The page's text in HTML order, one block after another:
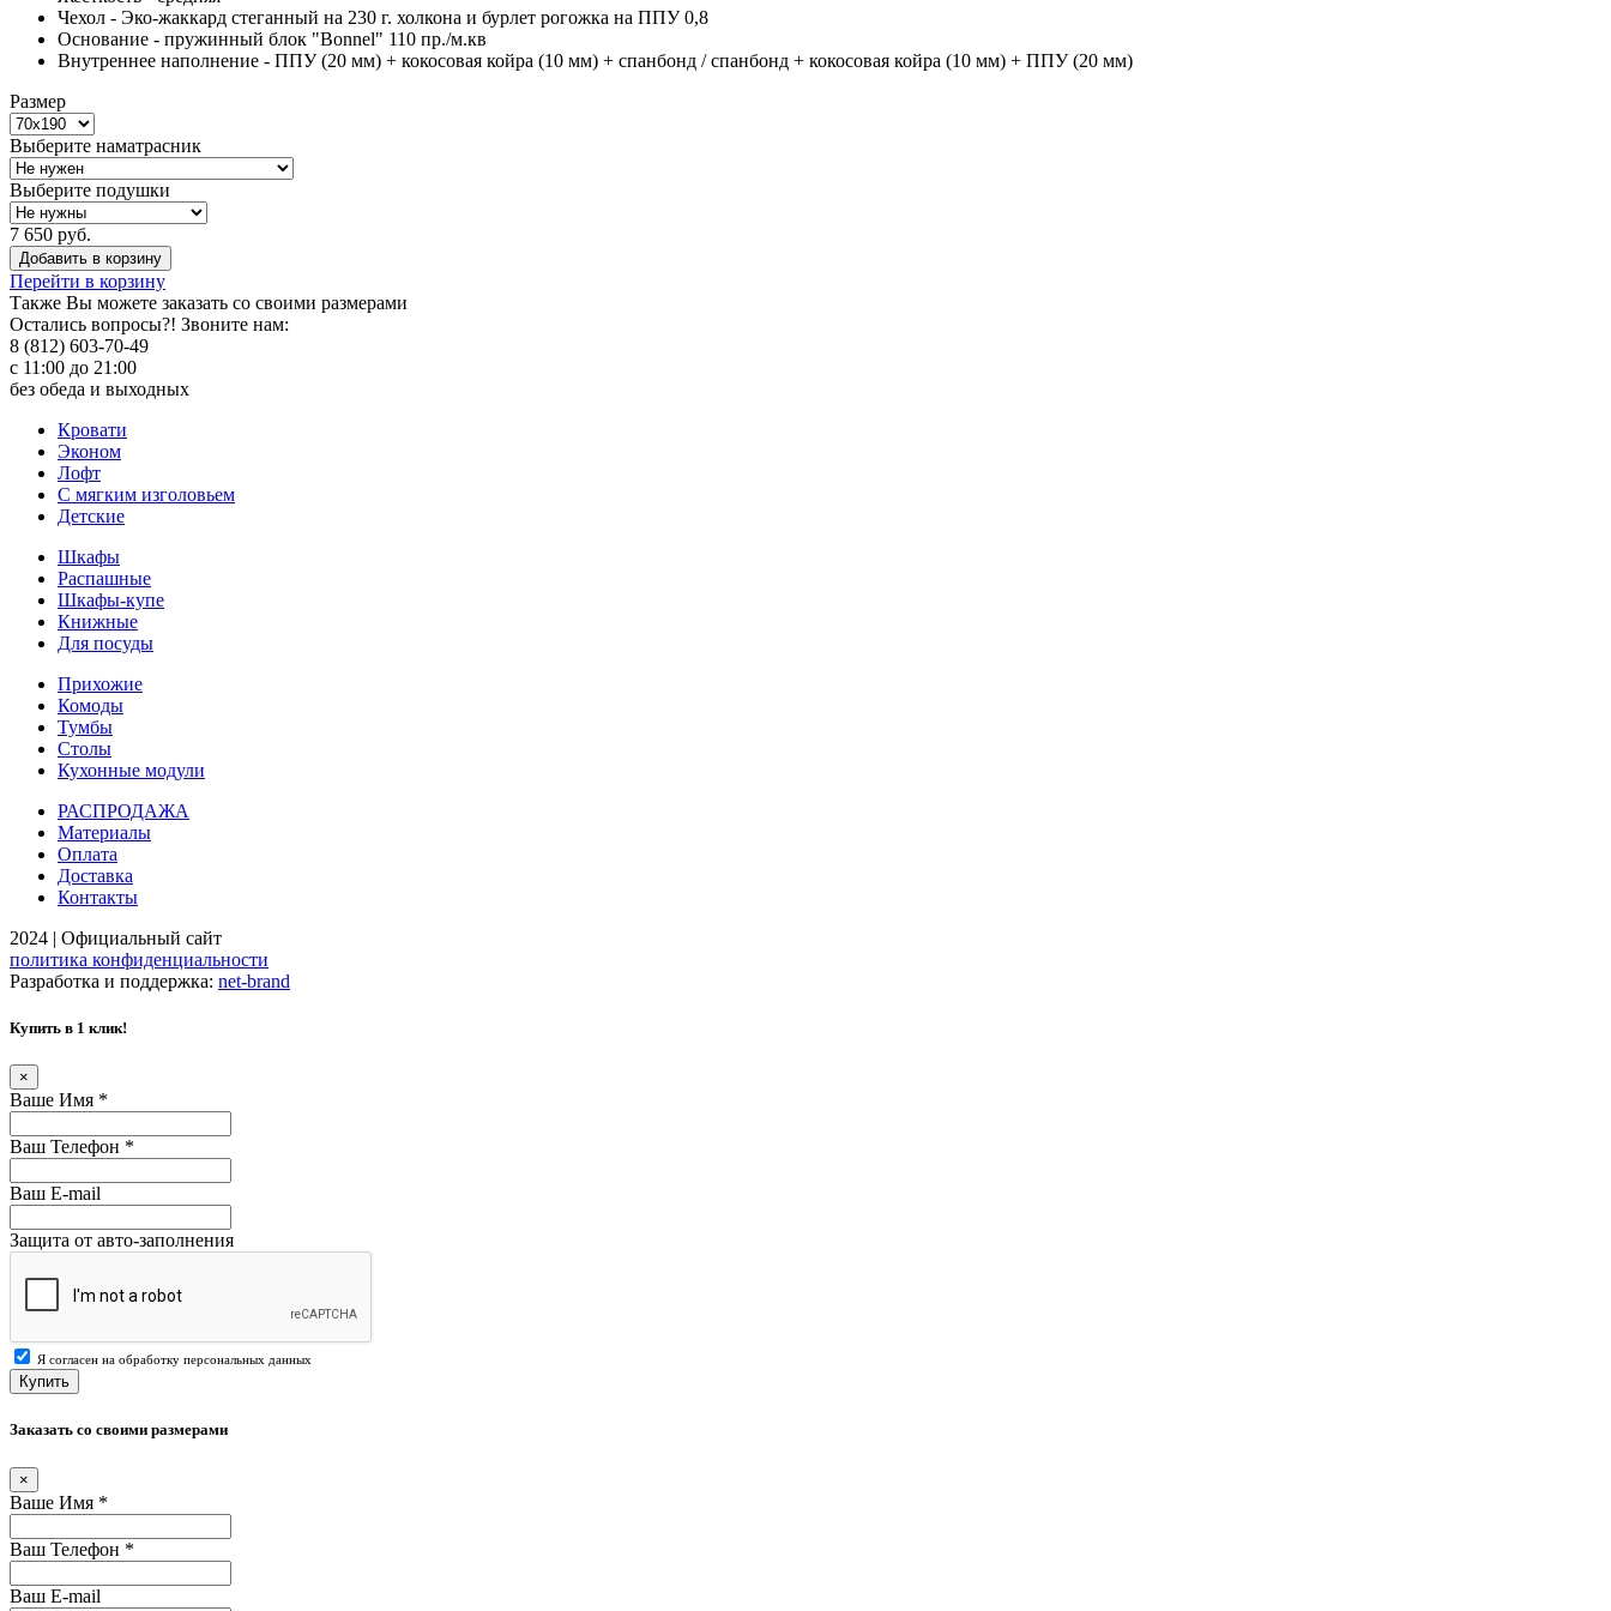
Чехол - Эко-жаккард стеганный на 230 г. холкона и бурлет рогожка на ППУ 0,8
Основание - пружинный блок "Bonnel" 110 пр./м.кв
Внутреннее наполнение - ППУ (20 мм) + кокосовая койра (10 мм) + спанбонд / спанбонд + кокосовая койра (10 мм) + ППУ (20 мм)
Размер
Выберите наматрасник
Выберите подушки
7 650 руб.
Добавить в корзину
Перейти в корзину
Также Вы можете заказать со своими размерами
Остались вопросы?! Звоните нам:
8 (812) 603-70-49
с 11:00 до 21:00
без обеда и выходных
Кровати
Эконом
Лофт
С мягким изголовьем
Детские
Шкафы
Распашные
Шкафы-купе
Книжные
Для посуды
Прихожие
Комоды
Тумбы
Столы
Кухонные модули
РАСПРОДАЖА
Материалы
Оплата
Доставка
Контакты
2024 | Официальный сайт
политика конфиденциальности
Разработка и поддержка: net-brand
Купить в 1 клик!
×
Ваше Имя *
Ваш Телефон *
Ваш E-mail
Защита от авто-заполнения
Я согласен на обработку персональных данных
Купить
Заказать со своими размерами
×
Ваше Имя *
Ваш Телефон *
Ваш E-mail